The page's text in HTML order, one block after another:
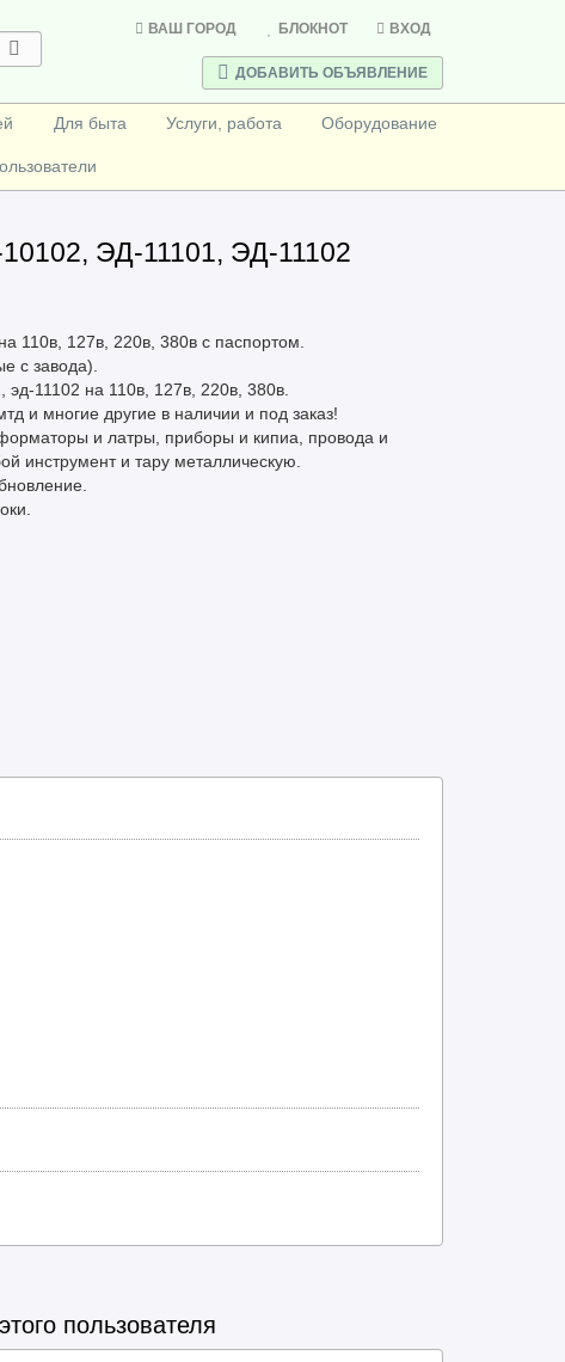
ВАШ ГОРОД БЛОКНОТ ВХОД
ДОБАВИТЬ ОБЪЯВЛЕНИЕ
Для быта Услуги, работа Оборудование
ЭД-11101, ЭД-11102
110в, 127в, 220в, 380в с паспортом.
с завода).
11102 на 110в, 127в, 220в, 380в.
и многие другие в наличии и под заказ!
и латры, приборы и кипиа, провода и
инструмент и тару металлическую.
пользователя